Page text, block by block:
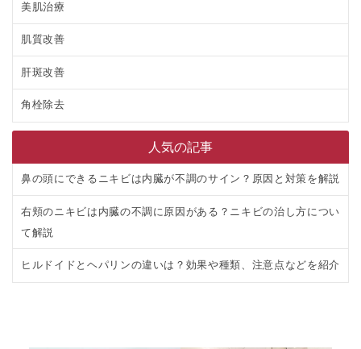
美肌治療
肌質改善
肝斑改善
角栓除去
人気の記事
鼻の頭にできるニキビは内臓が不調のサイン？原因と対策を解説
右頬のニキビは内臓の不調に原因がある？ニキビの治し方につい
て解説
ヒルドイドとヘパリンの違いは？効果や種類、注意点などを紹介